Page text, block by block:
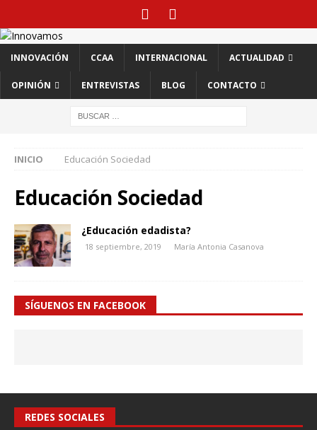
INNOVACIÓN CCAA INTERNACIONAL ACTUALIDAD
OPINIÓN ENTREVISTAS BLOG CONTACTO
INICIO Educación Sociedad
Educación Sociedad
¿Educación edadista?
18 septiembre, 2019 María Antonia Casanova
SÍGUENOS EN FACEBOOK
REDES SOCIALES